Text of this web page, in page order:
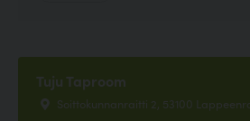
Tuju Taproom
Soittokunnanraitti 2, 53100